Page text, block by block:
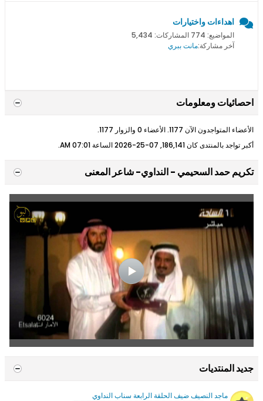
اهداءات واختيارات
المواضيع: 774 المشاركات: 5,434
آخر مشاركة:مانت ببري
احصائيات ومعلومات
الأعضاء المتواجدون الآن 1177. الأعضاء 0 والزوار 1177.
أكبر تواجد بالمنتدى كان 186,141, 07-25-2026 الساعة
07:01 AM
.
تكريم حمد السحيمي - النداوي- شاعر المعنى
جديد المنتديات
ماجد النصيف ضيف الحلقة الرابعة سناب النداوي